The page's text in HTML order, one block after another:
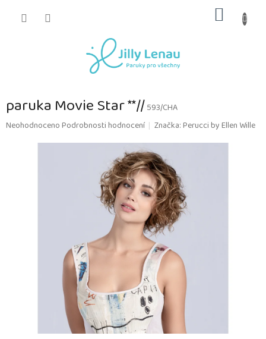
KOŠÍK
paruka Movie Star **//593/CHA
Průměrné
NeohodnocenoPodrobnosti hodnocení Značka:Perucci by Ellen Wille